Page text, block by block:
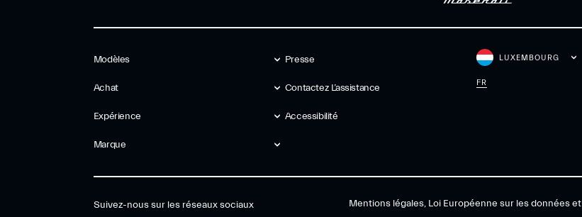
Modèles
Achat
Expérience
Marque
Presse
Contactez L’assistance
Accessibilité
LUXEMBOURG
FR
Suivez-nous sur les réseaux sociaux
Mentions légales, Loi Européenne sur les données et